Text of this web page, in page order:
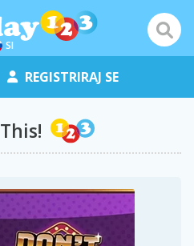
SI
REGISTRIRAJ SE